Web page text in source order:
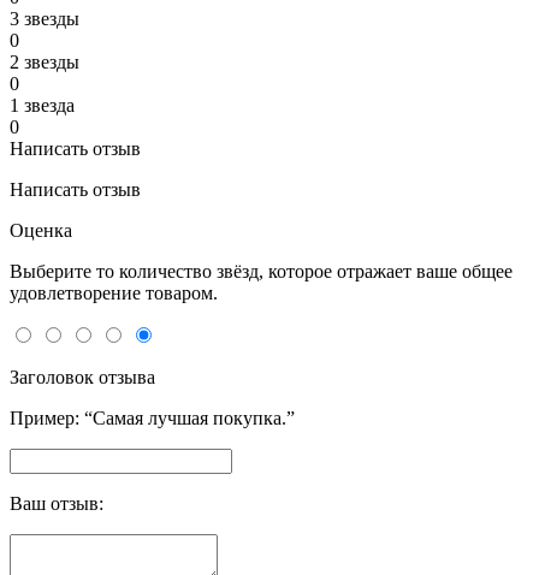
3 звeзды
0
2 звeзды
0
1 звeзда
0
Написать отзыв
Написать отзыв
Оценка
Выберите то количество звёзд, которое отражает ваше общее
удовлетворение товаром.
Заголовок отзыва
Пример: “Самая лучшая покупка.”
Ваш отзыв: